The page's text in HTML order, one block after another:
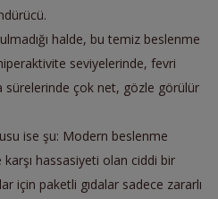
halde, bu temiz beslenme
seviyelerinde, fevri
sürelerinde çok net, gözle görülür
ise şu: Modern beslenme
hassasiyeti olan ciddi bir
için paketli gıdalar sadece zararlı